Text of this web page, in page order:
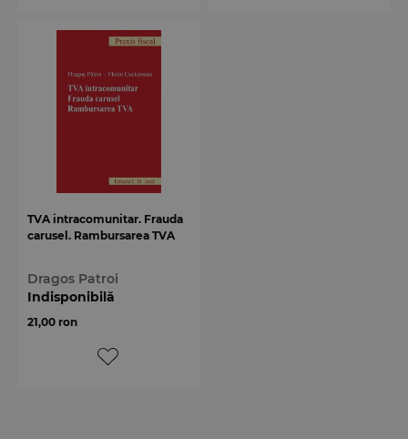
TVA intracomunitar. Frauda
carusel. Rambursarea TVA
Dragos Patroi
Indisponibilă
21,00 ron